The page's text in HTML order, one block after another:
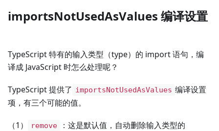
importsNotUsedAsValues 编译设置
TypeScript 特有的输入类型（type）的 import 语句，编
译成 JavaScript 时怎么处理呢？
TypeScript 提供了 importsNotUsedAsValues 编译设置
项，有三个可能的值。
（1） remove
：这是默认值，自动删除输入类型的